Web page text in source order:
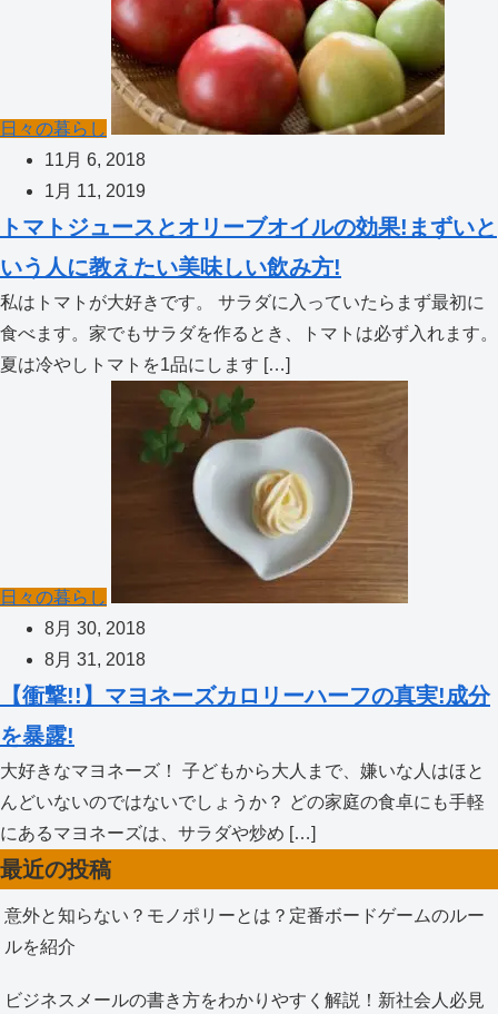
日々の暮らし
11月 6, 2018
1月 11, 2019
トマトジュースとオリーブオイルの効果!まずいと
いう人に教えたい美味しい飲み方!
私はトマトが大好きです。 サラダに入っていたらまず最初に
食べます。家でもサラダを作るとき、トマトは必ず入れます。
夏は冷やしトマトを1品にします […]
日々の暮らし
8月 30, 2018
8月 31, 2018
【衝撃!!】マヨネーズカロリーハーフの真実!成分
を暴露!
大好きなマヨネーズ！ 子どもから大人まで、嫌いな人はほと
んどいないのではないでしょうか？ どの家庭の食卓にも手軽
にあるマヨネーズは、サラダや炒め […]
最近の投稿
意外と知らない？モノポリーとは？定番ボードゲームのルー
ルを紹介
ビジネスメールの書き方をわかりやすく解説！新社会人必見